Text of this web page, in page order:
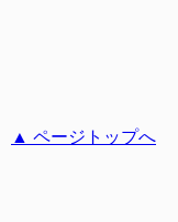
▲ ページトップへ